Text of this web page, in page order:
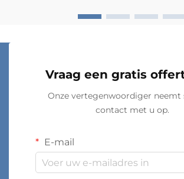
Vraag een gratis
Onze vertegenwoordiger neemt
contact met u op.
E-mail